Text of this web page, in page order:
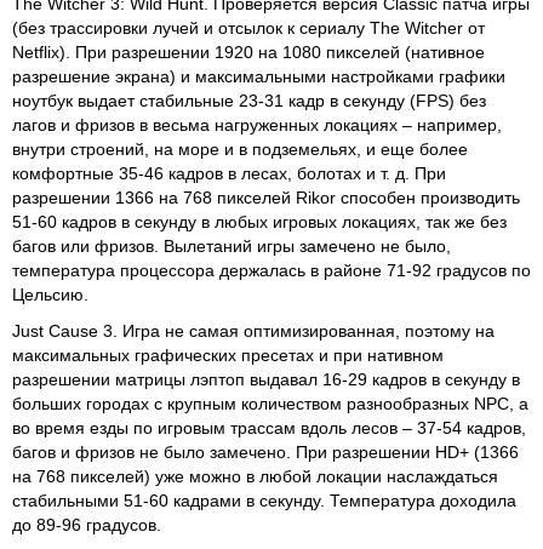
(без трассировки лучей и отсылок к сериалу The Witcher от
Netflix). При разрешении 1920 на 1080 пикселей (нативное
разрешение экрана) и максимальными настройками графики
ноутбук выдает стабильные 23-31 кадр в секунду (FPS) без
лагов и фризов в весьма нагруженных локациях – например,
внутри строений, на море и в подземельях, и еще более
комфортные 35-46 кадров в лесах, болотах и т. д. При
разрешении 1366 на 768 пикселей Rikor способен производить
51-60 кадров в секунду в любых игровых локациях, так же без
багов или фризов. Вылетаний игры замечено не было,
температура процессора держалась в районе 71-92 градусов по
Цельсию.
Just Cause 3. Игра не самая оптимизированная, поэтому на
максимальных графических пресетах и при нативном
разрешении матрицы лэптоп выдавал 16-29 кадров в секунду в
больших городах с крупным количеством разнообразных NPC, а
во время езды по игровым трассам вдоль лесов – 37-54 кадров,
багов и фризов не было замечено. При разрешении HD+ (1366
на 768 пикселей) уже можно в любой локации наслаждаться
стабильными 51-60 кадрами в секунду. Температура доходила
до 89-96 градусов.